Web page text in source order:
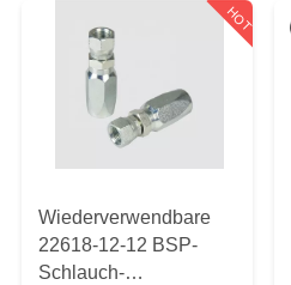
VERBINDUNG
FORDERN
EIN
ZITAT
HOT
Wiederverwendbare
22618-12-12 BSP-
Schlauch-